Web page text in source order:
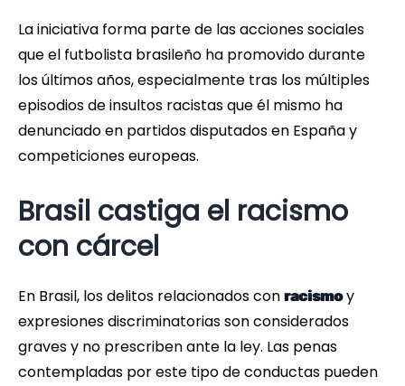
La iniciativa forma parte de las acciones sociales
que el futbolista brasileño ha promovido durante
los últimos años, especialmente tras los múltiples
episodios de insultos racistas que él mismo ha
denunciado en partidos disputados en España y
competiciones europeas.
Brasil castiga el racismo
con cárcel
En Brasil, los delitos relacionados con racismoy
expresiones discriminatorias son considerados
graves y no prescriben ante la ley. Las penas
contempladas por este tipo de conductas pueden